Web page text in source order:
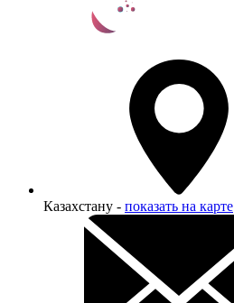
Казахстану - показать на карте